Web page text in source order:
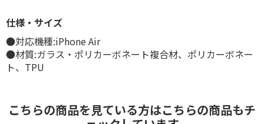
仕様・サイズ
●対応機種:iPhone Air
●材質:ガラス・ポリカーボネート複合材、ポリカーボネー
ト、TPU
こちらの商品を見ている方はこちらの商品もチ